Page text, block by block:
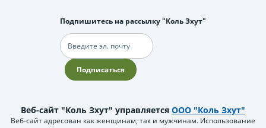
Подпишитесь на рассылку "Коль Зхут"
Электронная
почта
Подписаться
Веб-сайт "Коль Зхут" управляется ООО "Коль Зхут"
Веб-сайт адресован как женщинам, так и мужчинам. Использование